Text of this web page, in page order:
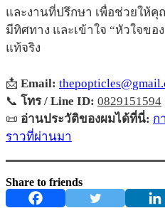
และงานที่ปรึกษา เพื่อช่วยให้
มีทิศทาง และเข้าใจ “หัวใจข
แท้จริง
📩 Email:
📞 โทร / Line ID: 0829151594
📜 อ่านประวัติของผมได้ที่นี่: ก
ราวที่ผ่านมา
Share to friends